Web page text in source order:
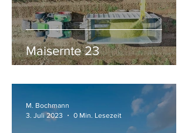
Maisernte 23
M. Bochmann
3. Juli 2023
0 Min. Lesezeit